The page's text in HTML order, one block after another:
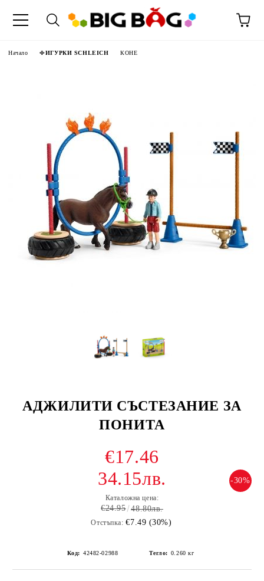
Начало ФИГУРКИ SCHLEICH КОНЕ
АДЖИЛИТИ СЪСТЕЗАНИЕ ЗА
ПОНИТА
-30%
€17.46
34.15лв.
Каталожна цена:
€24.95 48.80лв.
Отстъпка: €7.49 (30%)
Код: 42482-02988 Тегло: 0.260 кг